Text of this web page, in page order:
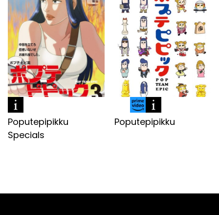
Poputepipikku
Specials
Poputepipikku